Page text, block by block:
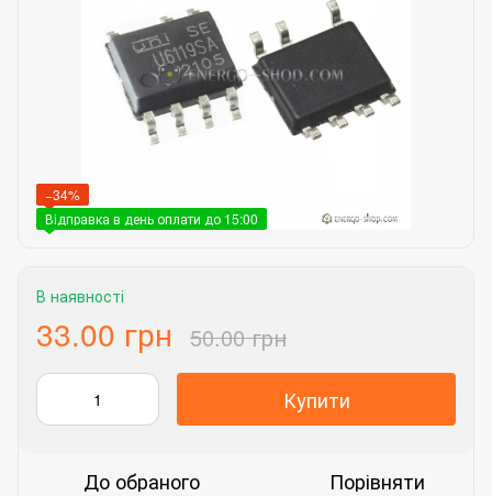
−34%
Відправка в день оплати до 15:00
В наявності
33.00 грн 50.00 грн
Купити
До обраного Порівняти